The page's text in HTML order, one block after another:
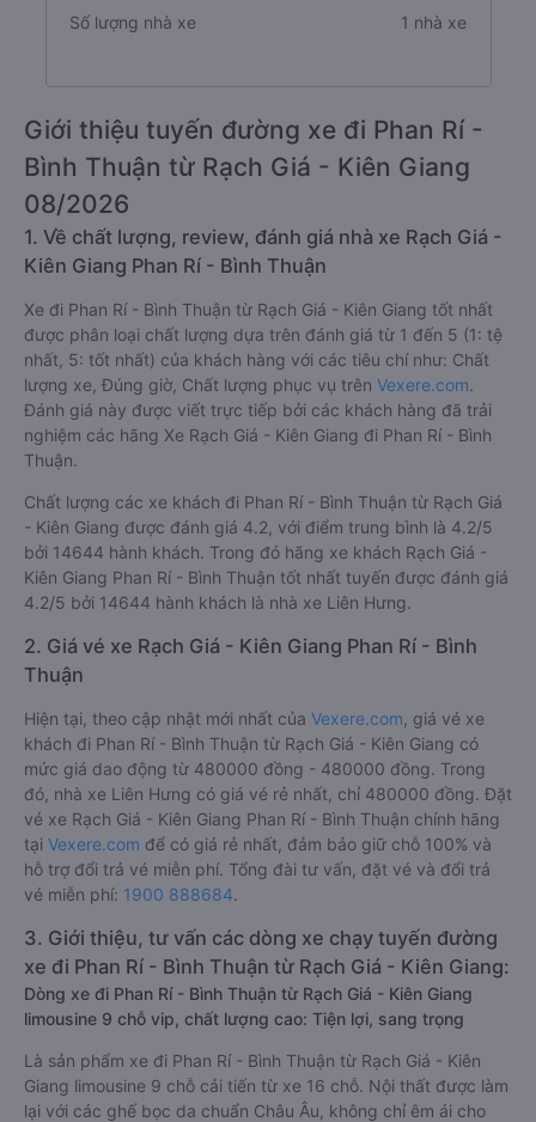
Số lượng nhà xe 1 nhà xe
Giới thiệu tuyến đường xe đi Phan Rí -
Bình Thuận từ Rạch Giá - Kiên Giang
08/2026
1. Về chất lượng, review, đánh giá nhà xe Rạch Giá -
Kiên Giang Phan Rí - Bình Thuận
Xe đi Phan Rí - Bình Thuận từ Rạch Giá - Kiên Giang tốt nhất
được phân loại chất lượng dựa trên đánh giá từ 1 đến 5 (1: tệ
nhất, 5: tốt nhất) của khách hàng với các tiêu chí như: Chất
lượng xe, Đúng giờ, Chất lượng phục vụ trên Vexere.com.
Đánh giá này được viết trực tiếp bởi các khách hàng đã trải
nghiệm các hãng Xe Rạch Giá - Kiên Giang đi Phan Rí - Bình
Thuận.
Chất lượng các xe khách đi Phan Rí - Bình Thuận từ Rạch Giá
- Kiên Giang được đánh giá 4.2, với điểm trung bình là 4.2/5
bởi 14644 hành khách. Trong đó hãng xe khách Rạch Giá -
Kiên Giang Phan Rí - Bình Thuận tốt nhất tuyến được đánh giá
4.2/5 bởi 14644 hành khách là nhà xe Liên Hưng.
2. Giá vé xe Rạch Giá - Kiên Giang Phan Rí - Bình
Thuận
Hiện tại, theo cập nhật mới nhất của Vexere.com , giá vé xe
khách đi Phan Rí - Bình Thuận từ Rạch Giá - Kiên Giang có
mức giá dao động từ 480000 đồng - 480000 đồng. Trong
đó, nhà xe Liên Hưng có giá vé rẻ nhất, chỉ 480000 đồng. Đặt
vé xe Rạch Giá - Kiên Giang Phan Rí - Bình Thuận chính hãng
tại Vexere.com để có giá rẻ nhất, đảm bảo giữ chỗ 100% và
hỗ trợ đổi trả vé miễn phí. Tổng đài tư vấn, đặt vé và đổi trả
vé miễn phí: 1900 888684.
3. Giới thiệu, tư vấn các dòng xe chạy tuyến đường
xe đi Phan Rí - Bình Thuận từ Rạch Giá - Kiên Giang:
Dòng xe đi Phan Rí - Bình Thuận từ Rạch Giá - Kiên Giang
limousine 9 chỗ vip, chất lượng cao: Tiện lợi, sang trọng
Là sản phẩm xe đi Phan Rí - Bình Thuận từ Rạch Giá - Kiên
Giang limousine 9 chỗ cải tiến từ xe 16 chỗ. Nội thất được làm
lại với các ghế bọc da chuẩn Châu Âu, không chỉ êm ái cho